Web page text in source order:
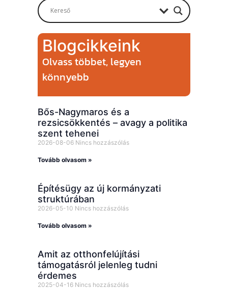
Blogcikkeink
Olvass többet, legyen
könnyebb
Bős-Nagymaros és a
rezsicsökkentés – avagy a politika
szent tehenei
2026-08-06 Nincs hozzászólás
Tovább olvasom »
Építésügy az új kormányzati
struktúrában
2026-05-10 Nincs hozzászólás
Tovább olvasom »
Amit az otthonfelújítási
támogatásról jelenleg tudni
érdemes
2025-04-16 Nincs hozzászólás